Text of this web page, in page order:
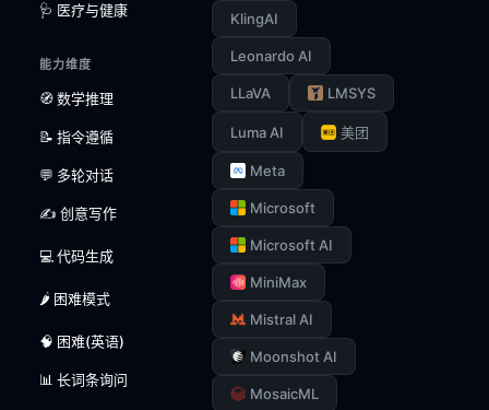
🩺 医疗与健康
能力维度
🧭 数学推理
📝 指令遵循
💬 多轮对话
✍️ 创意写作
💻 代码生成
🌶️ 困难模式
🧠 困难(英语)
📊 长词条询问
KlingAI
Leonardo AI
LLaVA LMSYS
Luma AI 美团
Meta
Microsoft
Microsoft AI
MiniMax
Mistral AI
Moonshot AI
MosaicML